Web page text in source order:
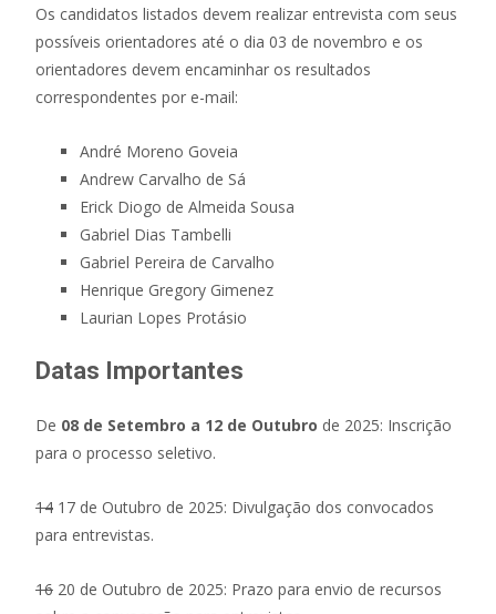
Os candidatos listados devem realizar entrevista com seus
possíveis orientadores até o dia 03 de novembro e os
orientadores devem encaminhar os resultados
correspondentes por e-mail:
André Moreno Goveia
Andrew Carvalho de Sá
Erick Diogo de Almeida Sousa
Gabriel Dias Tambelli
Gabriel Pereira de Carvalho
Henrique Gregory Gimenez
Laurian Lopes Protásio
Datas Importantes
De 08 de Setembro a 12 de Outubro de 2025: Inscrição
para o processo seletivo.
14 17 de Outubro de 2025: Divulgação dos convocados
para entrevistas.
16 20 de Outubro de 2025: Prazo para envio de recursos